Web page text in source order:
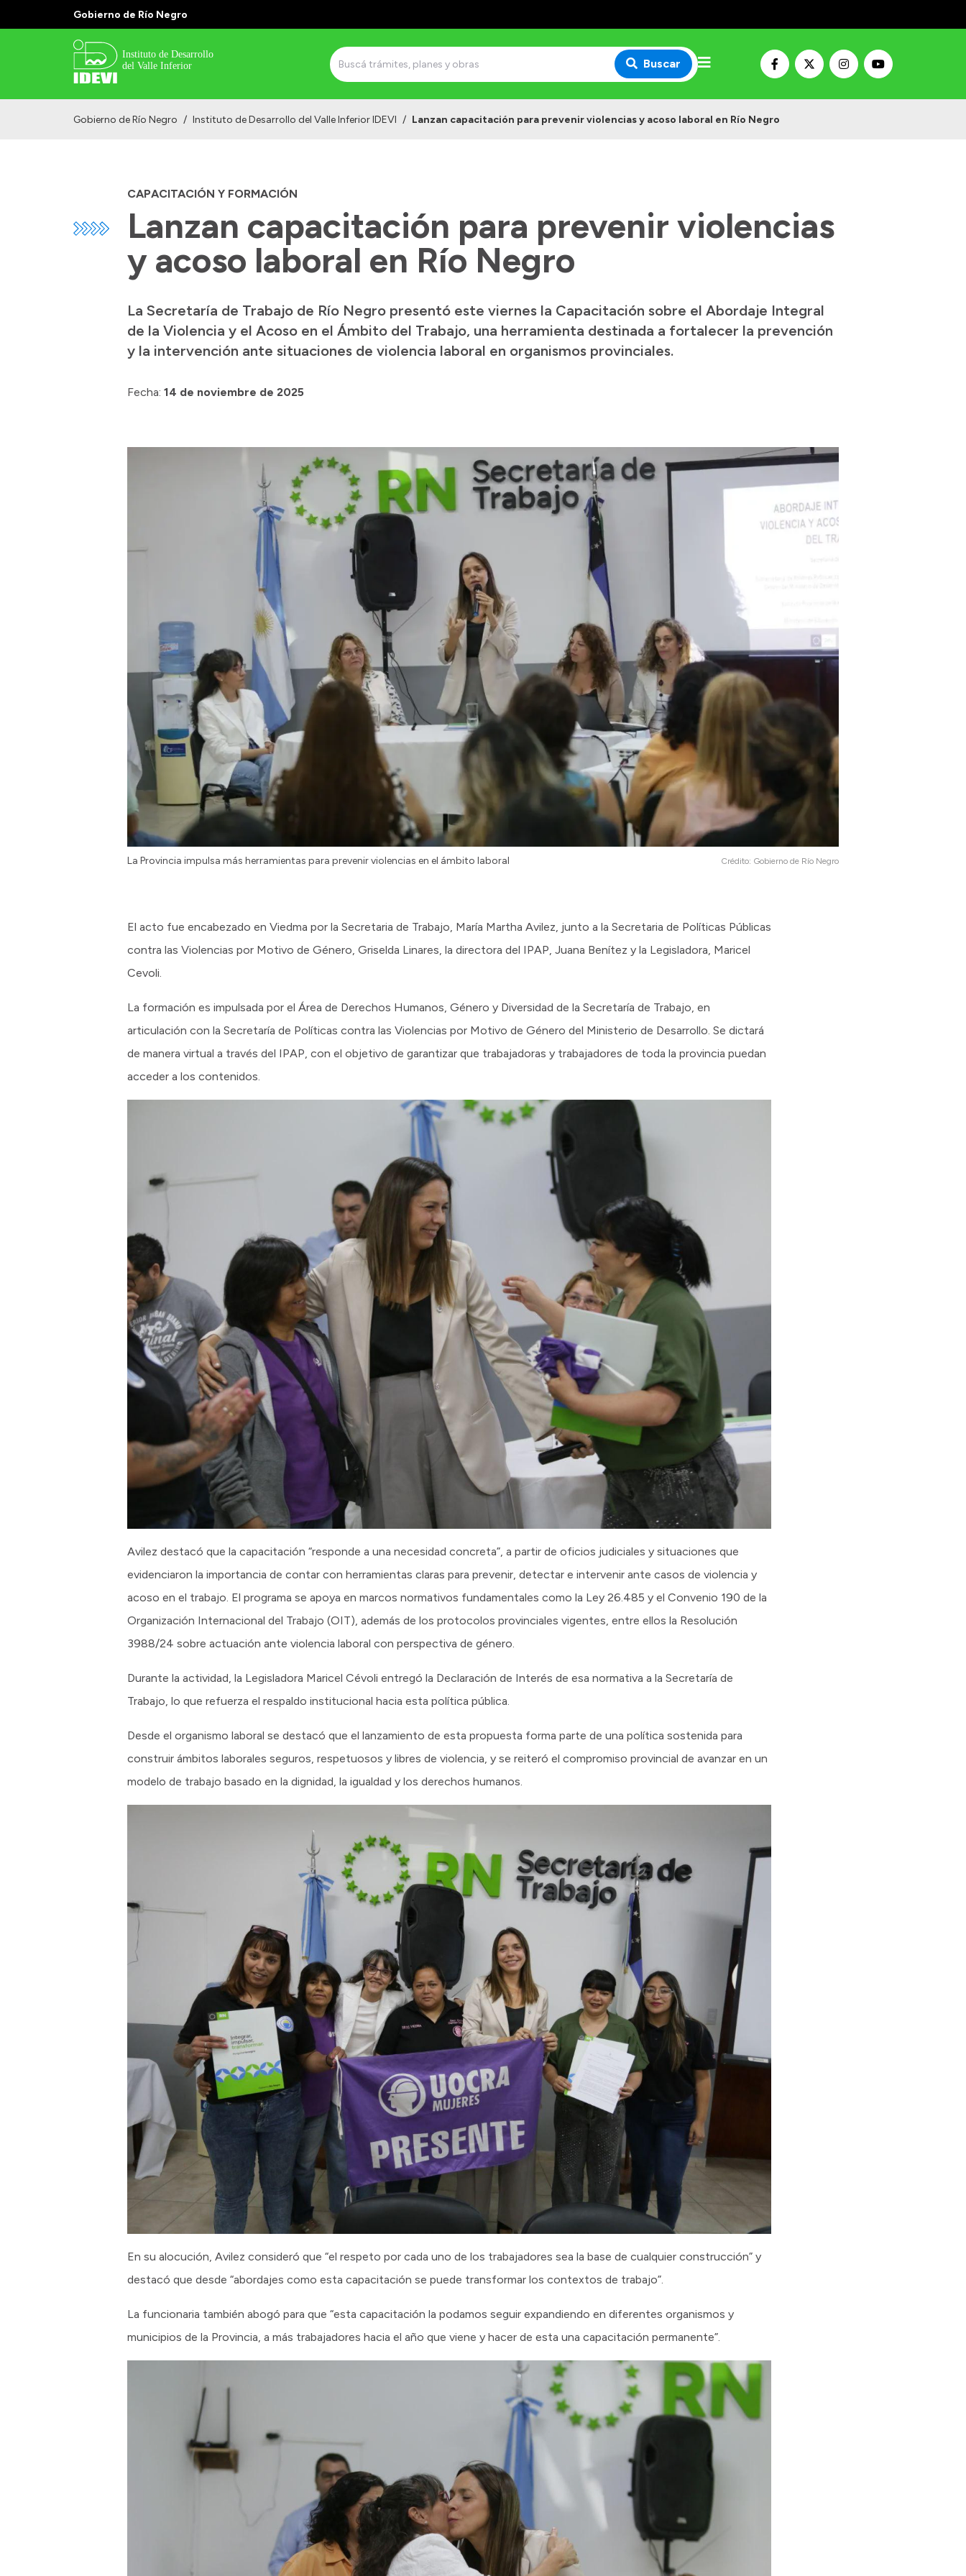
Gobierno de Río Negro
Buscar
Gobierno de Río Negro / Instituto de Desarrollo del Valle Inferior IDEVI / Lanzan capacitación para prevenir violencias y acoso laboral en Río Negro
CAPACITACIÓN Y FORMACIÓN
Lanzan capacitación para prevenir violencias
y acoso laboral en Río Negro
La Secretaría de Trabajo de Río Negro presentó este viernes la Capacitación sobre el Abordaje Integral
de la Violencia y el Acoso en el Ámbito del Trabajo, una herramienta destinada a fortalecer la prevención
y la intervención ante situaciones de violencia laboral en organismos provinciales.
Fecha: 14 de noviembre de 2025
La Provincia impulsa más herramientas para prevenir violencias en el ámbito laboral Crédito: Gobierno de Río Negro
El acto fue encabezado en Viedma por la Secretaria de Trabajo, María Martha Avilez, junto a la Secretaria de Políticas Públicas
contra las Violencias por Motivo de Género, Griselda Linares, la directora del IPAP, Juana Benítez y la Legisladora, Maricel
Cevoli.
La formación es impulsada por el Área de Derechos Humanos, Género y Diversidad de la Secretaría de Trabajo, en
articulación con la Secretaría de Políticas contra las Violencias por Motivo de Género del Ministerio de Desarrollo. Se dictará
de manera virtual a través del IPAP, con el objetivo de garantizar que trabajadoras y trabajadores de toda la provincia puedan
acceder a los contenidos.
Avilez destacó que la capacitación “responde a una necesidad concreta”, a partir de oficios judiciales y situaciones que
evidenciaron la importancia de contar con herramientas claras para prevenir, detectar e intervenir ante casos de violencia y
acoso en el trabajo. El programa se apoya en marcos normativos fundamentales como la Ley 26.485 y el Convenio 190 de la
Organización Internacional del Trabajo (OIT), además de los protocolos provinciales vigentes, entre ellos la Resolución
3988/24 sobre actuación ante violencia laboral con perspectiva de género.
Durante la actividad, la Legisladora Maricel Cévoli entregó la Declaración de Interés de esa normativa a la Secretaría de
Trabajo, lo que refuerza el respaldo institucional hacia esta política pública.
Desde el organismo laboral se destacó que el lanzamiento de esta propuesta forma parte de una política sostenida para
construir ámbitos laborales seguros, respetuosos y libres de violencia, y se reiteró el compromiso provincial de avanzar en un
modelo de trabajo basado en la dignidad, la igualdad y los derechos humanos.
En su alocución, Avilez consideró que “el respeto por cada uno de los trabajadores sea la base de cualquier construcción” y
destacó que desde “abordajes como esta capacitación se puede transformar los contextos de trabajo”.
La funcionaria también abogó para que “esta capacitación la podamos seguir expandiendo en diferentes organismos y
municipios de la Provincia, a más trabajadores hacia el año que viene y hacer de esta una capacitación permanente”.